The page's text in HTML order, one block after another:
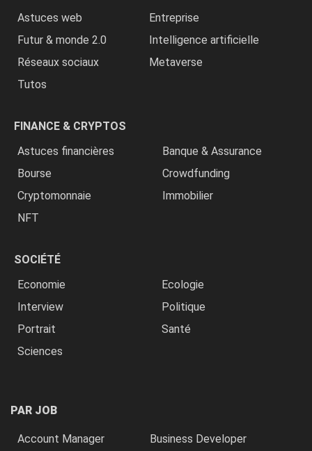
Astuces web
Entreprise
Futur & monde 2.0
Intelligence artificielle
Réseaux sociaux
Metaverse
Tutos
FINANCE & CRYPTOS
Astuces financières
Banque & Assurance
Bourse
Crowdfunding
Cryptomonnaie
Immobilier
NFT
SOCIÉTÉ
Economie
Ecologie
Interview
Politique
Portrait
Santé
Sciences
PAR JOB
Account Manager
Business Developer